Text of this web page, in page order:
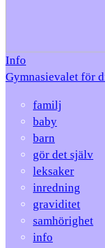
Info
Gymnasievalet för
familj
baby
barn
gör det själv
leksaker
inredning
graviditet
samhörighet
info